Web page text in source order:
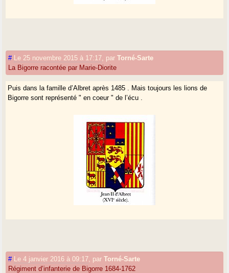
# Le 25 novembre 2015 à 17:17 parTorné-Sarte
La Bigorre racontée par Marie-Diorite
Puis dans la famille d’Albret après 1485 . Mais toujours les lions de
Bigorre sont représenté " en coeur " de l’écu .
# Le 4 janvier 2016 à 09:17 parTorné-Sarte
Régiment d’infanterie de Bigorre 1684-1762